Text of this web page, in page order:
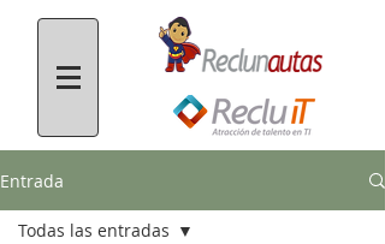
Entrada
Todas las entradas